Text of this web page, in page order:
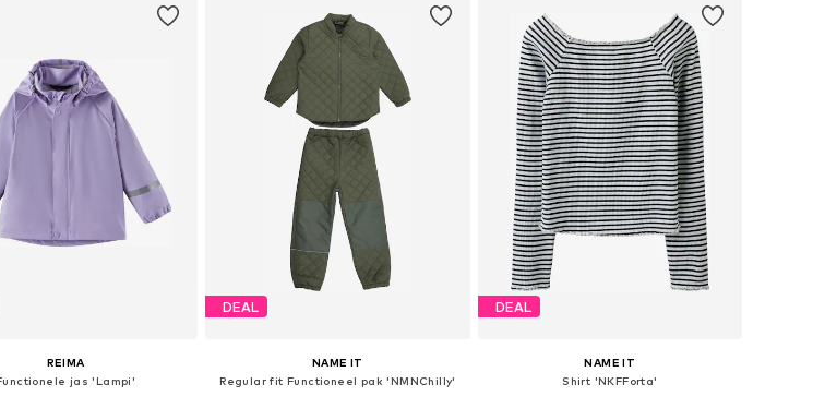
REIMA
jas 'Lampi'
DEAL
NAME IT
Regular fit Functioneel pak 'NMNChilly'
DEAL
NAME IT
Shirt 'NKFForta'